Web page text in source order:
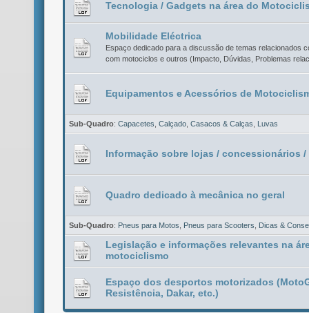
Tecnologia / Gadgets na área do
Mobilidade Eléctrica
Espaço dedicado para a discussão de temas relacionados
com motociclos e outros (Impacto, Dúvidas, Problemas
Equipamentos e Acessórios de
Sub-Quadro: Capacetes Calçado Casacos & Calças Luvas
Informação sobre lojas / concessionários
Quadro dedicado à mecânica no geral
Sub-Quadro: Pneus para Motos Pneus para Scooters Dicas &
Legislação e informações relevantes na
motociclismo
Espaço dos desportos motorizados
Resistência, Dakar, etc.)